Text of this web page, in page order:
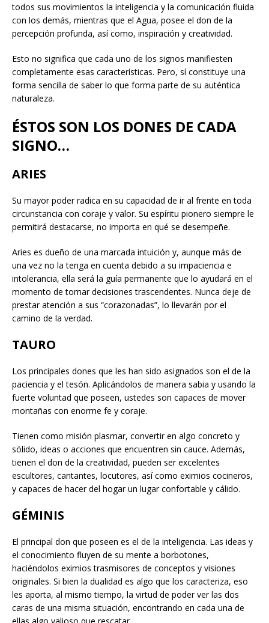
todos sus movimientos la inteligencia y la comunicación fluida
con los demás, mientras que el Agua, posee el don de la
percepción profunda, así como, inspiración y creatividad.
Esto no significa que cada uno de los signos manifiesten
completamente esas características. Pero, sí constituye una
forma sencilla de saber lo que forma parte de su auténtica
naturaleza.
ÉSTOS SON LOS DONES DE CADA
SIGNO…
ARIES
Su mayor poder radica en su capacidad de ir al frente en toda
circunstancia con coraje y valor. Su espíritu pionero siempre le
permitirá destacarse, no importa en qué se desempeñe.
Aries es dueño de una marcada intuición y, aunque más de
una vez no la tenga en cuenta debido a su impaciencia e
intolerancia, ella será la guía permanente que lo ayudará en el
momento de tomar decisiones trascendentes. Nunca deje de
prestar atención a sus “corazonadas”, lo llevarán por el
camino de la verdad.
TAURO
Los principales dones que les han sido asignados son el de la
paciencia y el tesón. Aplicándolos de manera sabia y usando la
fuerte voluntad que poseen, ustedes son capaces de mover
montañas con enorme fe y coraje.
Tienen como misión plasmar, convertir en algo concreto y
sólido, ideas o acciones que encuentren sin cauce. Además,
tienen el don de la creatividad, pueden ser excelentes
escultores, cantantes, locutores, así como eximios cocineros,
y capaces de hacer del hogar un lugar confortable y cálido.
GÉMINIS
El principal don que poseen es el de la inteligencia. Las ideas y
el conocimiento fluyen de su mente a borbotones,
haciéndolos eximios trasmisores de conceptos y visiones
originales. Si bien la dualidad es algo que los caracteriza, eso
les aporta, al mismo tiempo, la virtud de poder ver las dos
caras de una misma situación, encontrando en cada una de